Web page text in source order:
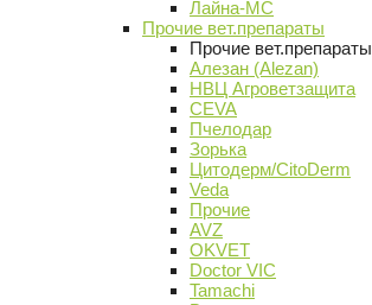
Лайна-МС
Прочие вет.препараты
Прочие вет.препараты
Алезан (Alezan)
НВЦ Агроветзащита
CEVA
Пчелодар
Зорька
Цитодерм/CitoDerm
Veda
Прочие
AVZ
OKVET
Doctor VIC
Tamachi